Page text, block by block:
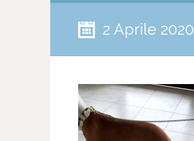
2 Aprile 2020